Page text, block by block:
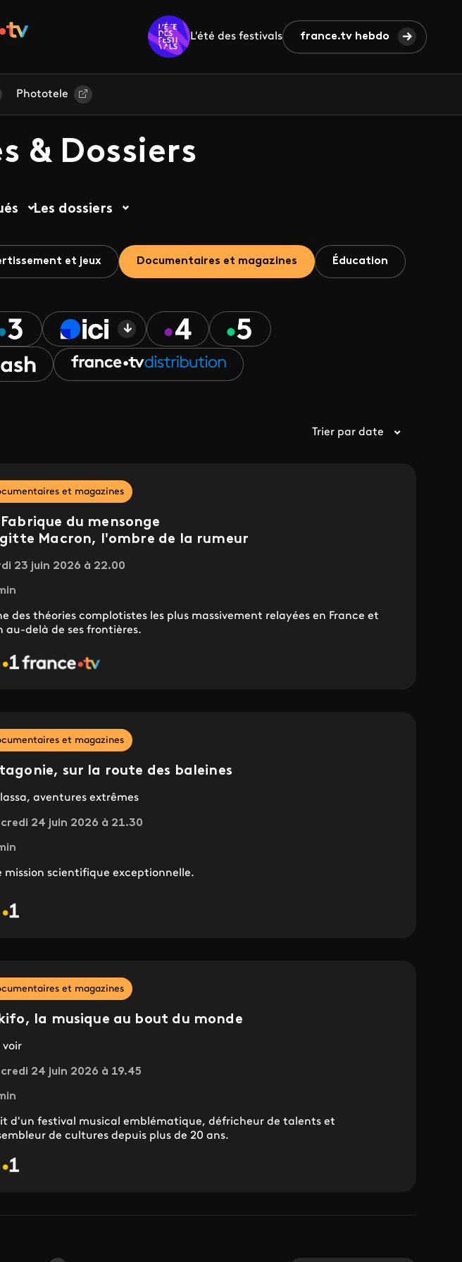
L'été des festivals france.tv hebdo
Phototele
& Dossiers
Les dossiers
et jeux Documentaires et magazines Éducation
Trier par date
et magazines
Fabrique du mensonge
Macron, l'ombre de la rumeur
23 juin 2026 à 22.00
des théories complotistes les plus massivement relayées en France et
au-delà de ses frontières.
et magazines
sur la route des baleines
aventures extrêmes
24 juin 2026 à 21.30
mission scientifique exceptionnelle.
et magazines
la musique au bout du monde
voir
24 juin 2026 à 19.45
d'un festival musical emblématique, défricheur de talents et
de cultures depuis plus de 20 ans.